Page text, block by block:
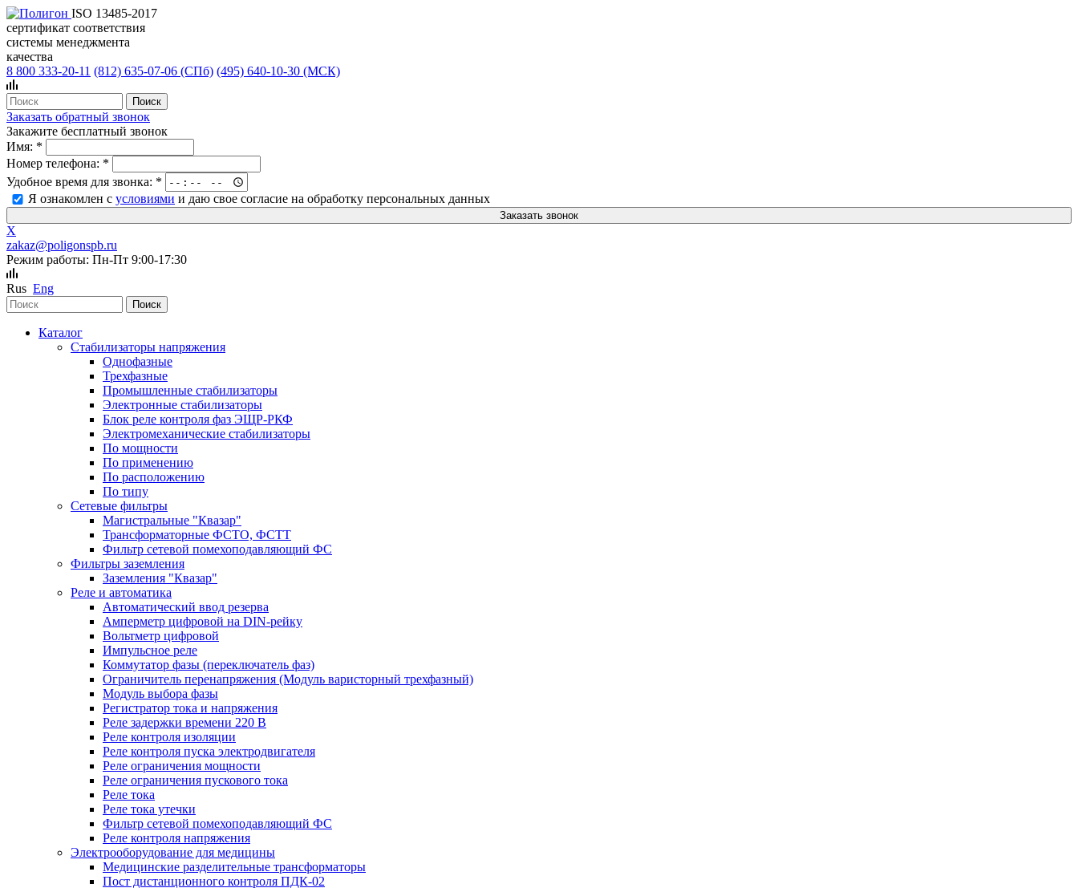
ISO 13485-2017
сертификат соответствия
системы менеджмента
качества
8 800 333-20-11 (812) 635-07-06 (СПб) (495) 640-10-30 (МСК)
Заказать обратный звонок
Закажите бесплатный звонок
Имя: *
Номер телефона: *
Удобное время для звонка: *
Я ознакомлен с условиями и даю свое согласие на обработку персональных данных
X
zakaz@poligonspb.ru
Режим работы: Пн-Пт 9:00-17:30
Rus Eng
Каталог
Стабилизаторы напряжения
Однофазные
Трехфазные
Промышленные стабилизаторы
Электронные стабилизаторы
Блок реле контроля фаз ЭЩР-РКФ
Электромеханические стабилизаторы
По мощности
По применению
По расположению
По типу
Сетевые фильтры
Магистральные "Квазар"
Трансформаторные ФСТО, ФСТТ
Фильтр сетевой помехоподавляющий ФС
Фильтры заземления
Заземления "Квазар"
Реле и автоматика
Автоматический ввод резерва
Амперметр цифровой на DIN-рейку
Вольтметр цифровой
Импульсное реле
Коммутатор фазы (переключатель фаз)
Ограничитель перенапряжения (Модуль варисторный трехфазный)
Модуль выбора фазы
Регистратор тока и напряжения
Реле задержки времени 220 В
Реле контроля изоляции
Реле контроля пуска электродвигателя
Реле ограничения мощности
Реле ограничения пускового тока
Реле тока
Реле тока утечки
Фильтр сетевой помехоподавляющий ФС
Реле контроля напряжения
Электрооборудование для медицины
Медицинские разделительные трансформаторы
Пост дистанционного контроля ПДК-02